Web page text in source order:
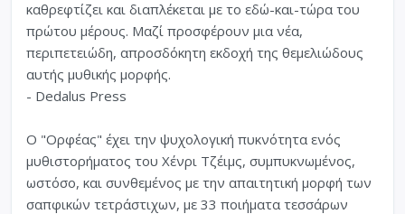
καθρεφτίζει και διαπλέκεται με το εδώ-και-τώρα του
πρώτου μέρους. Μαζί προσφέρουν μια νέα,
περιπετειώδη, απροσδόκητη εκδοχή της θεμελιώδους
αυτής μυθικής μορφής.
- Dedalus Press
Ο "Ορφέας" έχει την ψυχολογική πυκνότητα ενός
μυθιστορήματος του Χένρι Τζέιμς, συμπυκνωμένος,
ωστόσο, και συνθεμένος με την απαιτητική μορφή των
σαπφικών τετράστιχων, με 33 ποιήματα τεσσάρων